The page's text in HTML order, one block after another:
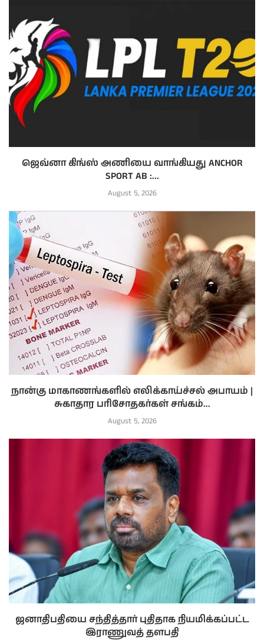
ஜெவ்னா கிங்ஸ் அணியை வாங்கியது ANCHOR
SPORT AB :...
August 5, 2026
நான்கு மாகாணங்களில் எலிக்காய்ச்சல் அபாயம் |
சுகாதார பரிசோதகர்கள் சங்கம்...
August 5, 2026
ஜனாதிபதியை சந்தித்தார் புதிதாக நியமிக்கப்பட்ட
இராணுவத் தளபதி